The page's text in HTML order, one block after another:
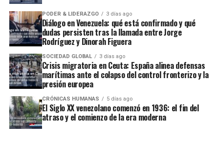
PODER & LIDERAZGO 3 días ago
Diálogo en Venezuela: qué está confirmado y qué
dudas persisten tras la llamada entre Jorge
Rodríguez y Dinorah Figuera
SOCIEDAD GLOBAL 3 días ago
Crisis migratoria en Ceuta: España alinea defensas
marítimas ante el colapso del control fronterizo y la
presión europea
CRÓNICAS HUMANAS 5 días ago
El Siglo XX venezolano comenzó en 1936: el fin del
atraso y el comienzo de la era moderna